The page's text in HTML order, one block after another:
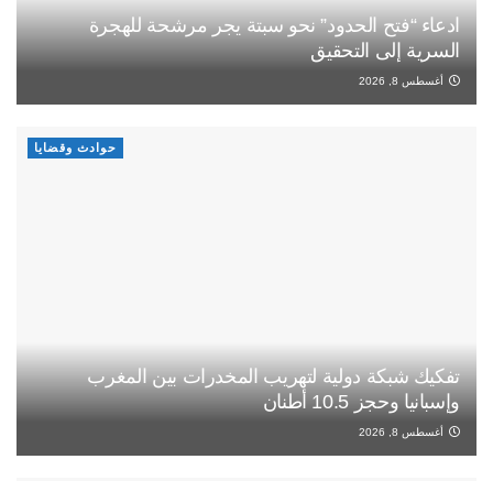
ادعاء “فتح الحدود” نحو سبتة يجر مرشحة للهجرة
السرية إلى التحقيق
أغسطس 8, 2026
حوادث وقضايا
تفكيك شبكة دولية لتهريب المخدرات بين المغرب
وإسبانيا وحجز 10.5 أطنان
أغسطس 8, 2026